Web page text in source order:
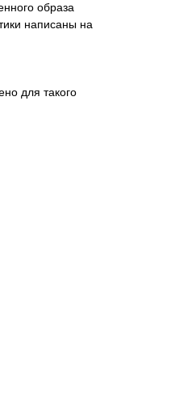
образа
написаны на
для такого